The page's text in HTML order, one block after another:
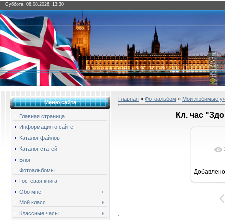
Суббота, 08.08.2026, 13:30
Меню сайта
Главная страница
Информация о сайте
Каталог файлов
Каталог статей
Блог
Фотоальбомы
Гостевая книга
Обо мне
Мой класс
Классные часы
Главная » Фотоальбом » Мои любимые
Кл. час
Добавлено